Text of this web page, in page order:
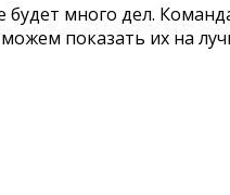
много дел.
показать их на